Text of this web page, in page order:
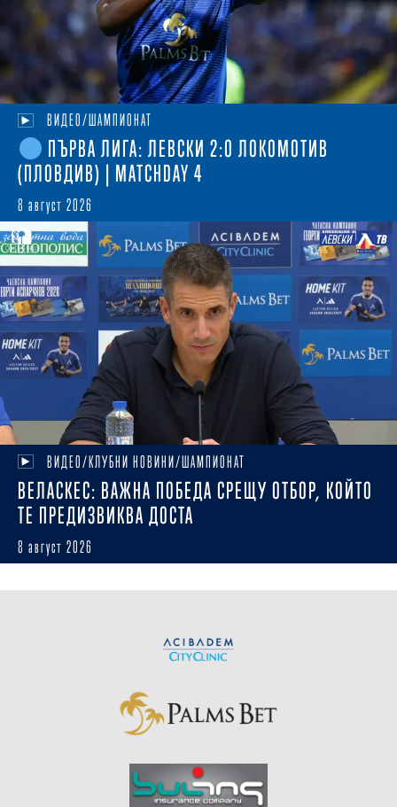
ВИДЕО/ШАМПИОНАТ
ПЪРВА ЛИГА: ЛЕВСКИ 2:0 ЛОКОМОТИВ
(ПЛОВДИВ) | MATCHDAY 4
8 август 2026
ВИДЕО/КЛУБНИ НОВИНИ/ШАМПИОНАТ
ВЕЛАСКЕС: ВАЖНА ПОБЕДА СРЕЩУ ОТБОР, КОЙТО
ТЕ ПРЕДИЗВИКВА ДОСТА
8 август 2026